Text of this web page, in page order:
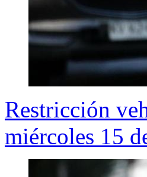
Restricción
miércoles 15